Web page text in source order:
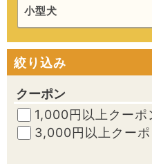
小型犬
絞り込み
クーポン
1,000円以上クーポ
3,000円以上クーポ